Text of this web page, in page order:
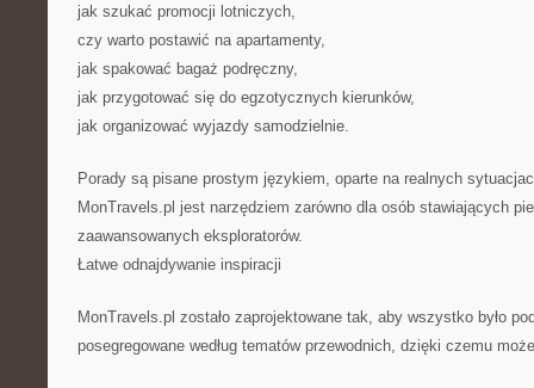
jak szukać promocji lotniczych,
czy warto postawić na apartamenty,
jak spakować bagaż podręczny,
jak przygotować się do egzotycznych kierunków,
jak organizować wyjazdy samodzielnie.
Porady są pisane prostym językiem, oparte na realnych
MonTravels.pl jest narzędziem zarówno dla osób stawiających
zaawansowanych eksploratorów.
Łatwe odnajdywanie inspiracji
MonTravels.pl zostało zaprojektowane tak, aby wszystko było
posegregowane według tematów przewodnich, dzięki czemu